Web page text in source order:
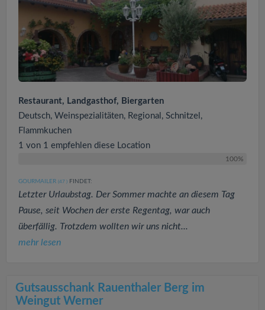
Restaurant, Landgasthof, Biergarten
Deutsch, Weinspezialitäten, Regional, Schnitzel,
Flammkuchen
1 von 1 empfehlen diese Location
100%
GOURMAILER (47 ) FINDET:
Letzter Urlaubstag. Der Sommer machte an diesem Tag
Pause, seit Wochen der erste Regentag, war auch
überfällig. Trotzdem wollten wir uns nicht...
mehr lesen
Gutsausschank Rauenthaler Berg im
Weingut Werner